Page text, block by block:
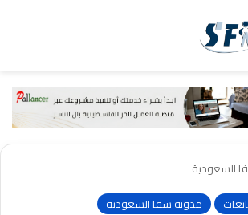
الدخول
السعودية
مدونة سفا السعودية